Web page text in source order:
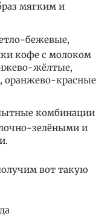
мягким и
бежевые,
кофе с молоком
жёлтые,
оранжево-красные
комбинации
зелёными и
вот такую